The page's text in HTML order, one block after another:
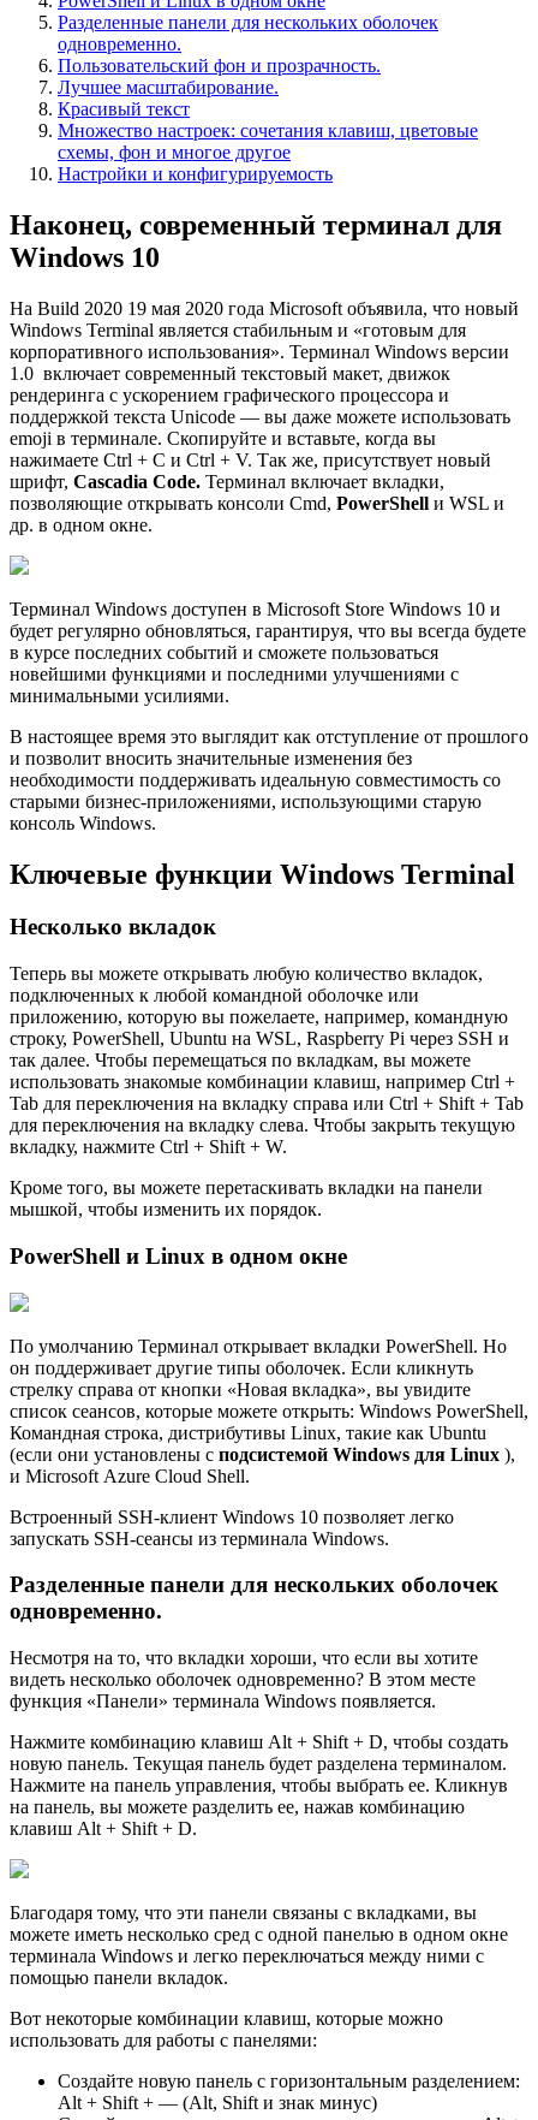
Разделенные панели для нескольких оболочек
одновременно.
Пользовательский фон и прозрачность.
Лучшее масштабирование.
Красивый текст
Множество настроек: сочетания клавиш, цветовые
схемы, фон и многое другое
Настройки и конфигурируемость
Наконец, современный терминал для
Windows 10
На Build 2020 19 мая 2020 года Microsoft объявила, что новый
Windows Terminal является стабильным и «готовым для
корпоративного использования». Терминал Windows версии
1.0 включает современный текстовый макет, движок
рендеринга с ускорением графического процессора и
поддержкой текста Unicode — вы даже можете использовать
emoji в терминале. Скопируйте и вставьте, когда вы
нажимаете Ctrl + C и Ctrl + V. Так же, присутствует новый
шрифт, Cascadia Code. Терминал включает вкладки,
позволяющие открывать консоли Cmd, PowerShell и WSL и
др. в одном окне.
Терминал Windows доступен в Microsoft Store Windows 10 и
будет регулярно обновляться, гарантируя, что вы всегда будете
в курсе последних событий и сможете пользоваться
новейшими функциями и последними улучшениями с
минимальными усилиями.
В настоящее время это выглядит как отступление от прошлого
и позволит вносить значительные изменения без
необходимости поддерживать идеальную совместимость со
старыми бизнес-приложениями, использующими старую
консоль Windows.
Ключевые функции Windows Terminal
Несколько вкладок
Теперь вы можете открывать любую количество вкладок,
подключенных к любой командной оболочке или
приложению, которую вы пожелаете, например, командную
строку, PowerShell, Ubuntu на WSL, Raspberry Pi через SSH и
так далее. Чтобы перемещаться по вкладкам, вы можете
использовать знакомые комбинации клавиш, например Ctrl +
Tab для переключения на вкладку справа или Ctrl + Shift + Tab
для переключения на вкладку слева. Чтобы закрыть текущую
вкладку, нажмите Ctrl + Shift + W.
Кроме того, вы можете перетаскивать вкладки на панели
мышкой, чтобы изменить их порядок.
PowerShell и Linux в одном окне
По умолчанию Терминал открывает вкладки PowerShell. Но
он поддерживает другие типы оболочек. Если кликнуть
стрелку справа от кнопки «Новая вкладка», вы увидите
список сеансов, которые можете открыть: Windows PowerShell,
Командная строка, дистрибутивы Linux, такие как Ubuntu
(если они установлены с подсистемой Windows для Linux ),
и Microsoft Azure Cloud Shell.
Встроенный SSH-клиент Windows 10 позволяет легко
запускать SSH-сеансы из терминала Windows.
Разделенные панели для нескольких оболочек
одновременно.
Несмотря на то, что вкладки хороши, что если вы хотите
видеть несколько оболочек одновременно? В этом месте
функция «Панели» терминала Windows появляется.
Нажмите комбинацию клавиш Alt + Shift + D, чтобы создать
новую панель. Текущая панель будет разделена терминалом.
Нажмите на панель управления, чтобы выбрать ее. Кликнув
на панель, вы можете разделить ее, нажав комбинацию
клавиш Alt + Shift + D.
Благодаря тому, что эти панели связаны с вкладками, вы
можете иметь несколько сред с одной панелью в одном окне
терминала Windows и легко переключаться между ними с
помощью панели вкладок.
Вот некоторые комбинации клавиш, которые можно
использовать для работы с панелями:
Создайте новую панель с горизонтальным разделением:
Alt + Shift + — (Alt, Shift и знак минус)